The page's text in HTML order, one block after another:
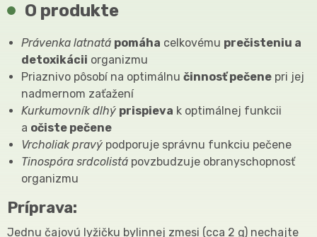
O produkte
Právenka latnatá​ pomáha celkovému prečisteniu a
detoxikácii organizmu
Priaznivo pôsobí na optimálnu činnosť pečene pri jej
nadmernom zaťažení
Kurkumovník dlhý prispieva k optimálnej funkcii
a očiste pečene
Vrcholiakpravý podporuje správnu funkciu pečene
Tinospóra srdcolistá povzbudzuje obranyschopnosť
organizmu
Príprava:
Jednu čajovú lyžičku bylinnej zmesi (cca 2 g) nechajte